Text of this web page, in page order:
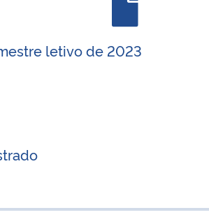
letivo de 2023